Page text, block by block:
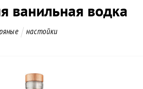
ванильная водка
настойки